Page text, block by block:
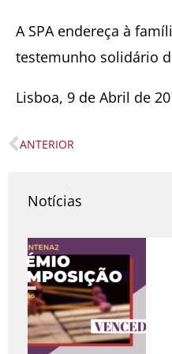
A SPA endereça à
testemunho solidário
Lisboa, 9 de Abril de
Prev
ANTERIOR
Notícias